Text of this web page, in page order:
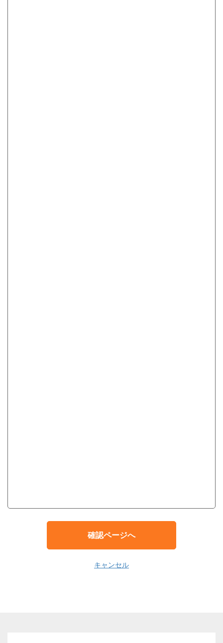
確認ページへ
キャンセル